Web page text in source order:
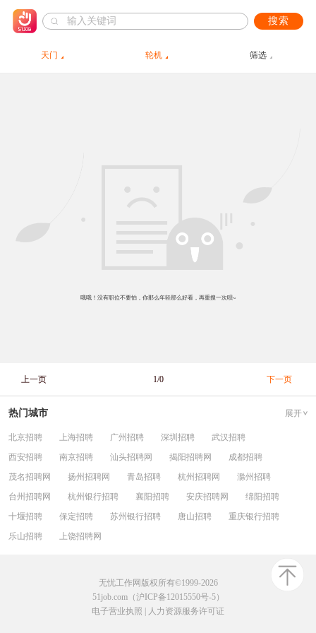
搜索
天门 轮机 筛选
哦哦！没有职位不要怕，你那么年轻那么好看，再重搜一次呗~
上一页 1/0 下一页
热门城市 展开
北京招聘 上海招聘 广州招聘 深圳招聘
武汉招聘
西安招聘
南京招聘 汕头招聘网 揭阳招聘网
成都招聘
茂名招聘网
扬州招聘网 青岛招聘 杭州招聘网
滁州招聘
台州招聘网
杭州银行招聘 襄阳招聘 安庆招聘网
绵阳招聘
十堰招聘
保定招聘 苏州银行招聘 唐山招聘
重庆银行招聘
乐山招聘
上饶招聘网
无忧工作网版权所有©1999-2026
51job.com（沪ICP备12015550号-5）
电子营业执照
人力资源服务许可证